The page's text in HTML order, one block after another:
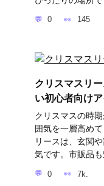
0 145
クリスマスリ
い初心者向け
クリスマスの時
囲気を一層高め
リースは、玄関
気です。市販品
0 7k.